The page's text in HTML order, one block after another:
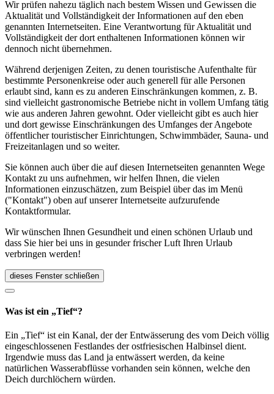
Wir prüfen nahezu täglich nach bestem Wissen und Gewissen die
Aktualität und Vollständigkeit der Informationen auf den eben
genannten Internetseiten. Eine Verantwortung für Aktualität und
Vollständigkeit der dort enthaltenen Informationen können wir
dennoch nicht übernehmen.
Während derjenigen Zeiten, zu denen touristische Aufenthalte für
bestimmte Personenkreise oder auch generell für alle Personen
erlaubt sind, kann es zu anderen Einschränkungen kommen, z. B.
sind vielleicht gastronomische Betriebe nicht in vollem Umfang tätig
wie aus anderen Jahren gewohnt. Oder vielleicht gibt es auch hier
und dort gewisse Einschränkungen des Umfanges der Angebote
öffentlicher touristischer Einrichtungen, Schwimmbäder, Sauna- und
Freizeitanlagen und so weiter.
Sie können auch über die auf diesen Internetseiten genannten Wege
Kontakt zu uns aufnehmen, wir helfen Ihnen, die vielen
Informationen einzuschätzen, zum Beispiel über das im Menü
("Kontakt") oben auf unserer Internetseite aufzurufende
Kontaktformular.
Wir wünschen Ihnen Gesundheit und einen schönen Urlaub und
dass Sie hier bei uns in gesunder frischer Luft Ihren Urlaub
verbringen werden!
dieses Fenster schließen
Was ist ein „Tief“?
Ein „Tief“ ist ein Kanal, der der Entwässerung des vom Deich völlig
eingeschlossenen Festlandes der ostfriesischen Halbinsel dient.
Irgendwie muss das Land ja entwässert werden, da keine
natürlichen Wasserabflüsse vorhanden sein können, welche den
Deich durchlöchern würden.